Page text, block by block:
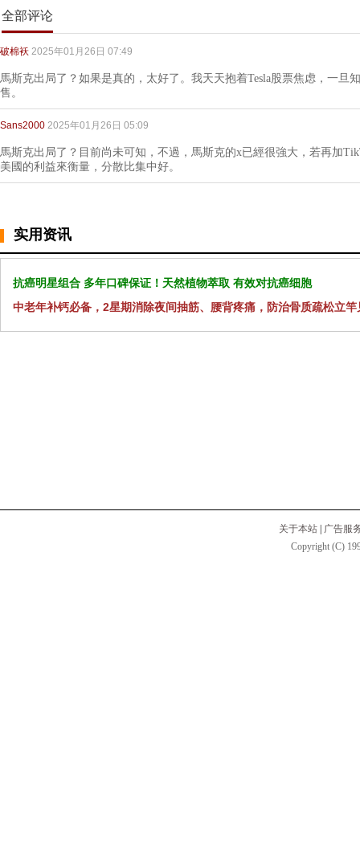
全部评论
破棉袄 2025年01月26日 07:49
馬斯克出局了？如果是真的，太好了。我天天抱着Tesla股票焦虑，一旦
售。
Sans2000 2025年01月26日 05:09
馬斯克出局了？目前尚未可知，不過，馬斯克的x已經很強大，若再加
美國的利益來衡量，分散比集中好。
实用资讯
抗癌明星组合 多年口碑保证！天然植物萃取 有效对抗癌细胞
中老年补钙必备，2星期消除夜间抽筋、腰背疼痛，防治骨质疏松立竿
关于本站
广告服
Copyright (C)